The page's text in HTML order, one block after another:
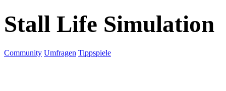
Stall Life Simulation
Community Umfragen Tippspiele